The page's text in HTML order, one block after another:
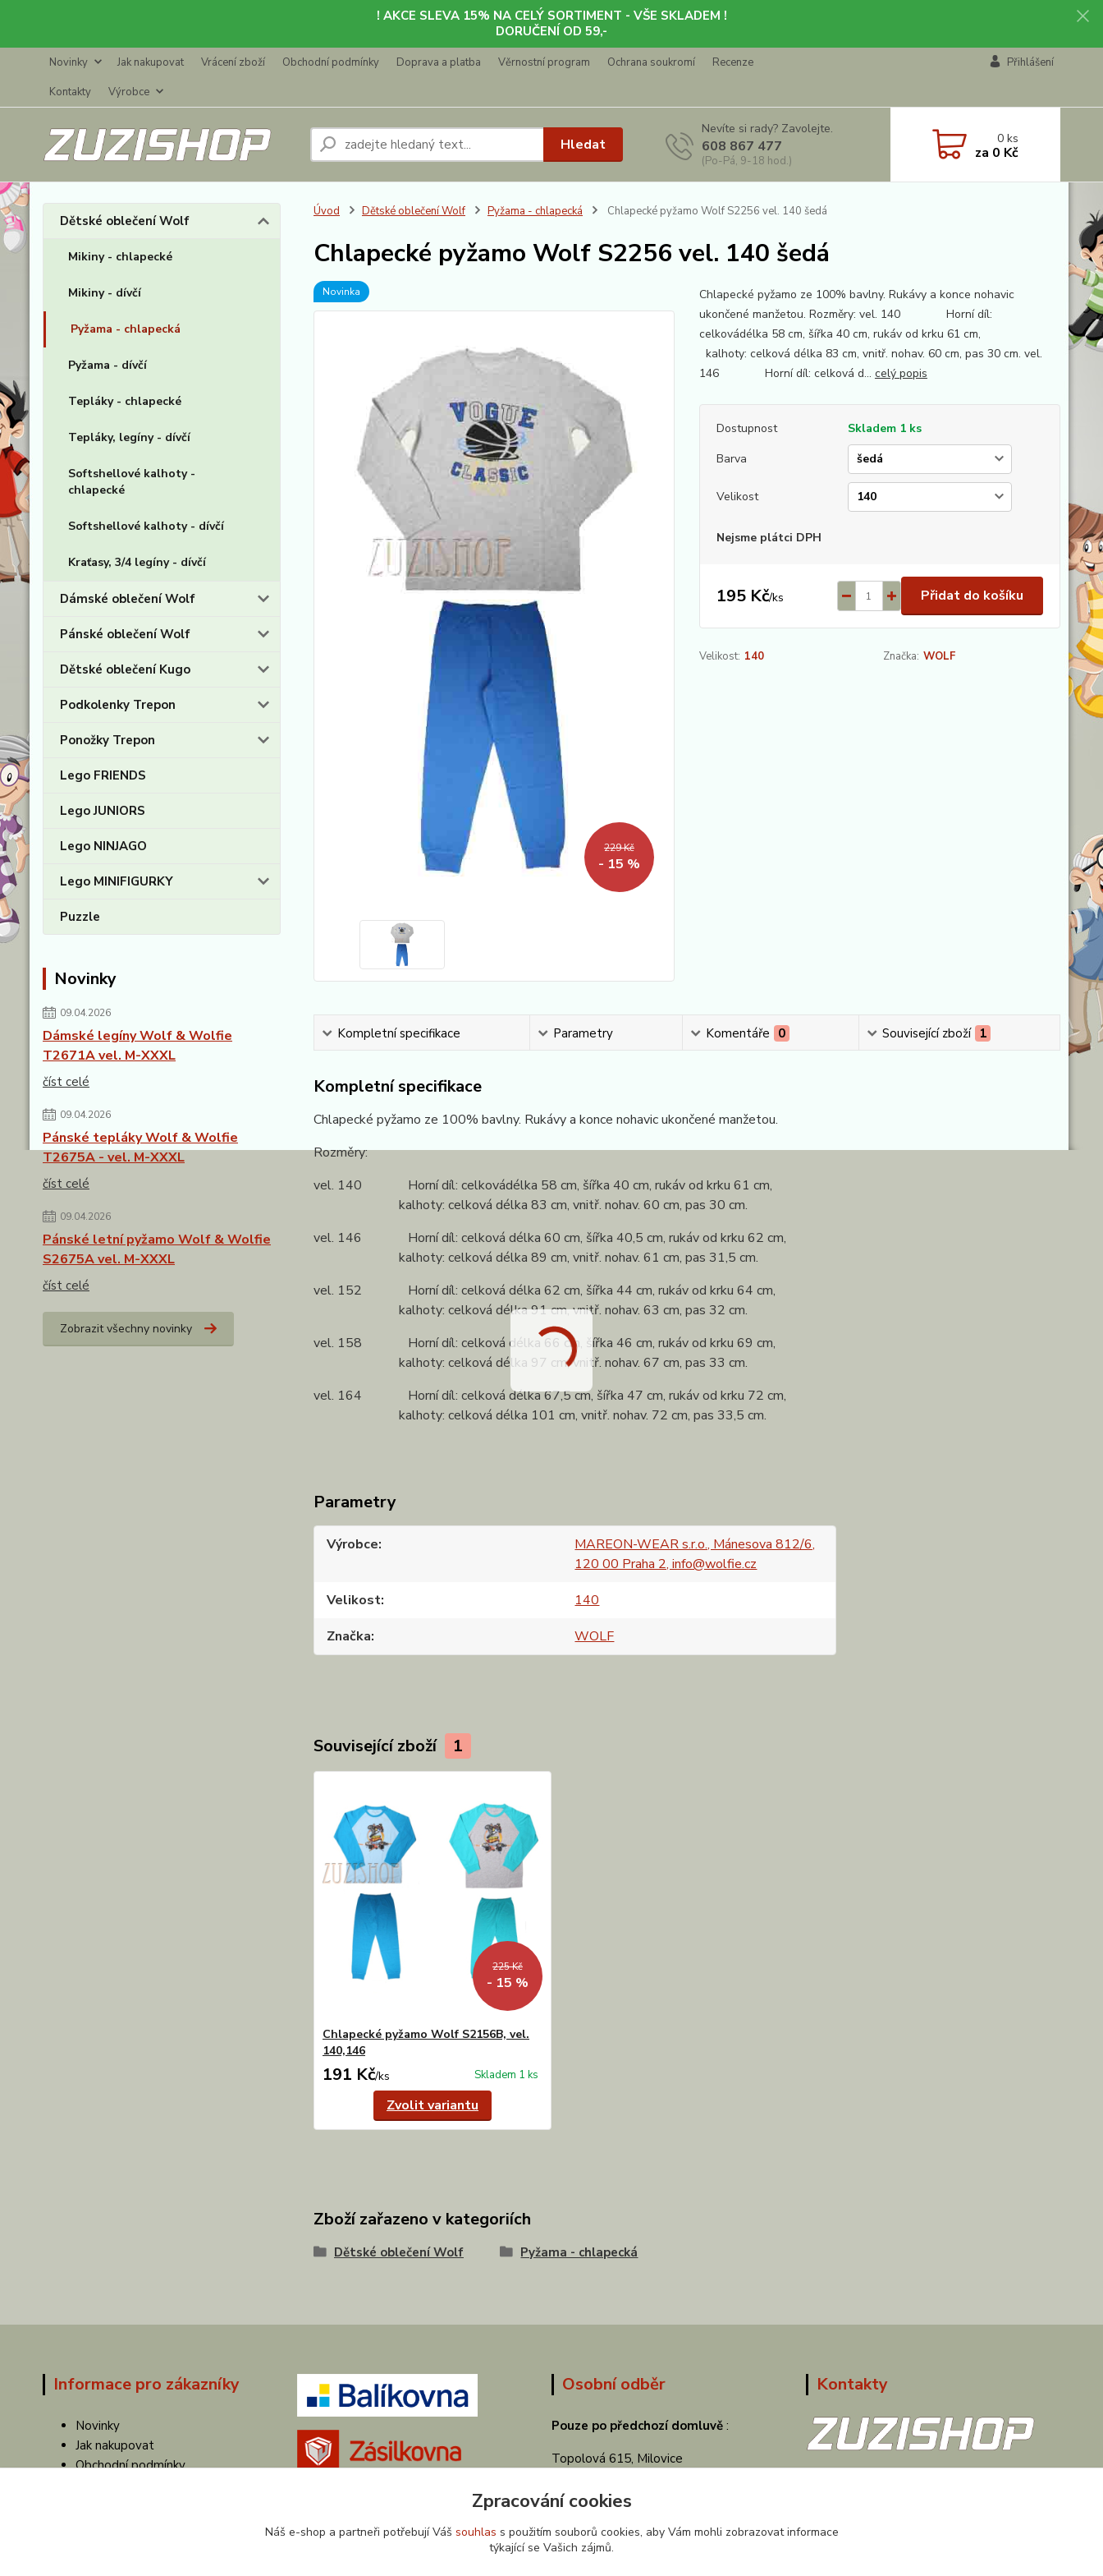
! AKCE SLEVA 15% NA CELÝ SORTIMENT - VŠE SKLADEM !
DORUČENÍ OD 59,-
Novinky Jak nakupovat Vrácení zboží Obchodní podmínky Doprava a platba Věrnostní program Ochrana soukromí
Recenze
Kontakty
Výrobce
Přihlášení
Hledat
Nevíte si rady? Zavolejte.
608 867 477
(Po-Pá, 9-18 hod.)
0ks
za 0 Kč
Dětské oblečení Wolf
Mikiny - chlapecké
Mikiny - dívčí
Pyžama - chlapecká
Pyžama - dívčí
Tepláky - chlapecké
Tepláky, legíny - dívčí
Softshellové kalhoty -
chlapecké
Softshellové kalhoty - dívčí
Kraťasy, 3/4 legíny - dívčí
Dámské oblečení Wolf
Pánské oblečení Wolf
Dětské oblečení Kugo
Podkolenky Trepon
Ponožky Trepon
Lego FRIENDS
Lego JUNIORS
Lego NINJAGO
Lego MINIFIGURKY
Puzzle
Novinky
09.04.2026
Dámské legíny Wolf & Wolfie
T2671A vel. M-XXXL
číst celé
09.04.2026
Pánské tepláky Wolf & Wolfie
T2675A - vel. M-XXXL
číst celé
09.04.2026
Pánské letní pyžamo Wolf & Wolfie
S2675A vel. M-XXXL
číst celé
Zobrazit všechny novinky
Úvod Dětské oblečení Wolf Pyžama - chlapecká Chlapecké pyžamo Wolf S2256 vel. 140 šedá
Chlapecké pyžamo Wolf S2256 vel. 140 šedá
Novinka
229 Kč
- 15 %
Chlapecké pyžamo ze 100% bavlny. Rukávy a konce nohavic
ukončené manžetou. Rozměry: vel. 140 Horní díl:
celkovádélka 58 cm, šířka 40 cm, rukáv od krku 61 cm,
kalhoty: celková délka 83 cm, vnitř. nohav. 60 cm, pas 30 cm. vel.
146 Horní díl: celková d... celý popis
Dostupnost
Skladem 1 ks
Barva
Velikost
Nejsme plátci DPH
195 Kč/ks Přidat do košíku
Velikost: 140 Značka: WOLF
Kompletní specifikace Parametry Komentáře 0 Související zboží 1
Kompletní specifikace
Chlapecké pyžamo ze 100% bavlny. Rukávy a konce nohavic ukončené manžetou.
Rozměry:
vel. 140 Horní díl: celkovádélka 58 cm, šířka 40 cm, rukáv od krku 61 cm,
kalhoty: celková délka 83 cm, vnitř. nohav. 60 cm, pas 30 cm.
vel. 146 Horní díl: celková délka 60 cm, šířka 40,5 cm, rukáv od krku 62 cm,
kalhoty: celková délka 89 cm, vnitř. nohav. 61 cm, pas 31,5 cm.
vel. 152 Horní díl: celková délka 62 cm, šířka 44 cm, rukáv od krku 64 cm,
kalhoty: celková délka 91 cm, vnitř. nohav. 63 cm, pas 32 cm.
vel. 158 Horní díl: celková délka 66 cm, šířka 46 cm, rukáv od krku 69 cm,
kalhoty: celková délka 97 cm, vnitř. nohav. 67 cm, pas 33 cm.
vel. 164 Horní díl: celková délka 67,5 cm, šířka 47 cm, rukáv od krku 72 cm,
kalhoty: celková délka 101 cm, vnitř. nohav. 72 cm, pas 33,5 cm.
Parametry
Výrobce
MAREON-WEAR s.r.o., Mánesova 812/6,
120 00 Praha 2, info@wolfie.cz
Velikost
140
Značka
WOLF
Související zboží 1
225 Kč
- 15 %
Chlapecké pyžamo Wolf S2156B, vel.
140,146
191 Kč/ks Skladem 1 ks
Zvolit variantu
Zboží zařazeno v kategoriích
Dětské oblečení Wolf Pyžama - chlapecká
Informace pro zákazníky
Novinky
Jak nakupovat
Obchodní podmínky
Osobní odběr
Pouze po předchozí domluvě :
Topolová 615, Milovice
Kontakty
608 867 477
obchod@zuzishop.cz
Zpracování cookies
Náš e-shop a partneři potřebují Váš souhlas s použitím souborů cookies, aby Vám mohli zobrazovat informace
týkající se Vašich zájmů.